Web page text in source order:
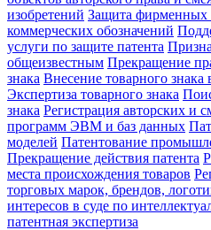
изобретений Защита фирменных
коммерческих обозначений
услуги по защите патента
общеизвестным Прекращение
знака Внесение товарного
Экспертиза товарного знака
знака Регистрация авторских и
программ ЭВМ и баз данных
моделей Патентование
Прекращение действия патента
места происхождения товаров
торговых марок, брендов,
интересов в суде по
патентная экспертиза